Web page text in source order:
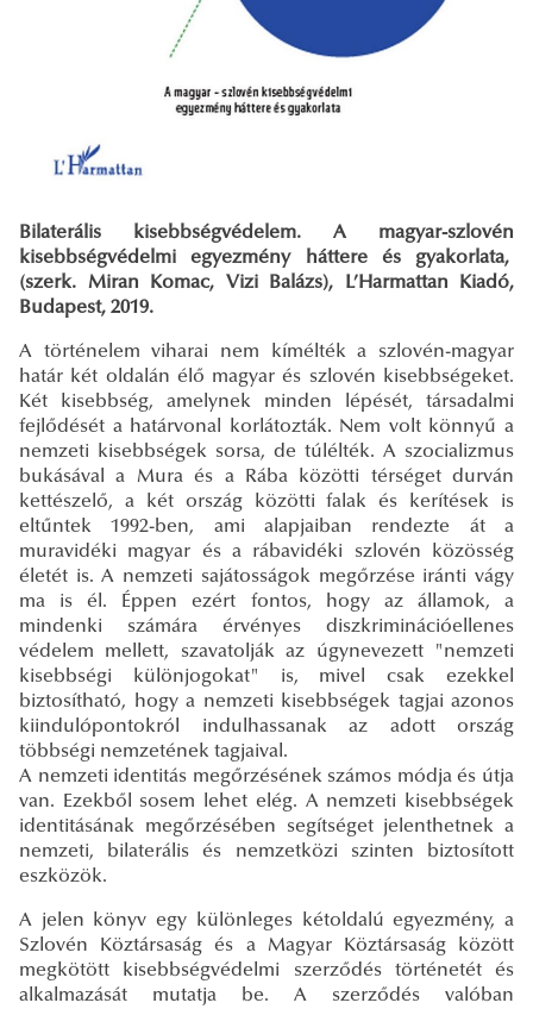
Bilaterális kisebbségvédelem. A magyar-szlovén
kisebbségvédelmi egyezmény háttere és gyakorlata,
(szerk. Miran Komac, Vizi Balázs), L’Harmattan Kiadó,
Budapest, 2019.
A történelem viharai nem kímélték a szlovén-magyar
határ két oldalán élő magyar és szlovén kisebbségeket.
Két kisebbség, amelynek minden lépését, társadalmi
fejlődését a határvonal korlátozták. Nem volt könnyű a
nemzeti kisebbségek sorsa, de túlélték. A szocializmus
bukásával a Mura és a Rába közötti térséget durván
kettészelő, a két ország közötti falak és kerítések is
eltűntek 1992-ben, ami alapjaiban rendezte át a
muravidéki magyar és a rábavidéki szlovén közösség
életét is. A nemzeti sajátosságok megőrzése iránti vágy
ma is él. Éppen ezért fontos, hogy az államok, a
mindenki számára érvényes diszkriminációellenes
védelem mellett, szavatolják az úgynevezett "nemzeti
kisebbségi különjogokat" is, mivel csak ezekkel
biztosítható, hogy a nemzeti kisebbségek tagjai azonos
kiindulópontokról indulhassanak az adott ország
többségi nemzetének tagjaival.
A nemzeti identitás megőrzésének számos módja és útja
van. Ezekből sosem lehet elég. A nemzeti kisebbségek
identitásának megőrzésében segítséget jelenthetnek a
nemzeti, bilaterális és nemzetközi szinten biztosított
eszközök.
A jelen könyv egy különleges kétoldalú egyezmény, a
Szlovén Köztársaság és a Magyar Köztársaság között
megkötött kisebbségvédelmi szerződés történetét és
alkalmazását mutatja be. A szerződés valóban